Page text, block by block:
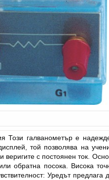
Този галванометър е
той позволява на
с постоянен ток.
обратна посока. Висока
Уредът